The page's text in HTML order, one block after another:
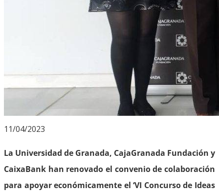
11/04/2023
La Universidad de Granada, CajaGranada Fundación y
CaixaBank han renovado el convenio de colaboración
para apoyar económicamente el ‘VI Concurso de Ideas